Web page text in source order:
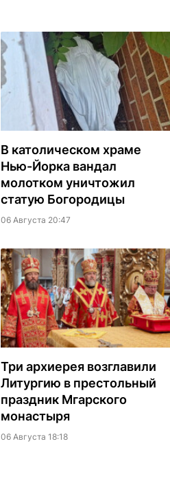
В католическом храме
Нью-Йорка вандал
молотком уничтожил
статую Богородицы
06 Августа 20:47
Три архиерея возглавили
Литургию в престольный
праздник Мгарского
монастыря
06 Августа 18:18